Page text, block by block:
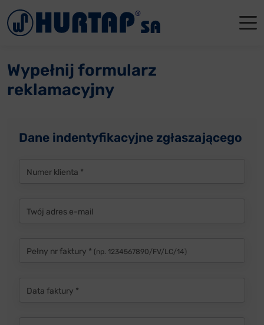
Wypełnij formularz
reklamacyjny
Dane indentyfikacyjne zgłaszającego
Numer klienta *
Twój adres e-mail
Pełny nr faktury * (np. 1234567890/FV/LC/14)
Data faktury *
Menu
Aktualności
Oddziały Nagrody
Tychy